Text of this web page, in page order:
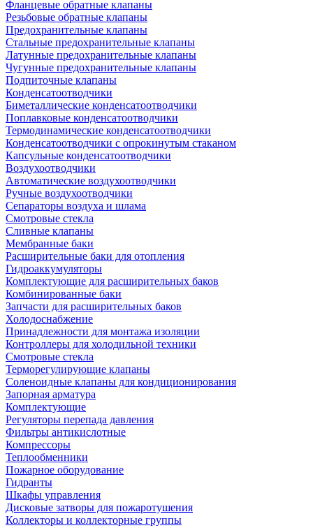
Фланцевые обратные клапаны
Резьбовые обратные клапаны
Предохранительные клапаны
Стальные предохранительные клапаны
Латунные предохранительные клапаны
Чугунные предохранительные клапаны
Подпиточные клапаны
Конденсатоотводчики
Биметаллические конденсатоотводчики
Поплавковые конденсатоотводчики
Термодинамические конденсатоотводчики
Конденсатоотводчики с опрокинутым стаканом
Капсульные конденсатоотводчики
Воздухоотводчики
Автоматические воздухоотводчики
Ручные воздухоотводчики
Сепараторы воздуха и шлама
Смотровые стекла
Сливные клапаны
Мембранные баки
Расширительные баки для отопления
Гидроаккумуляторы
Комплектующие для расширительных баков
Комбинированные баки
Запчасти для расширительных баков
Холодоснабжение
Принадлежности для монтажа изоляции
Контроллеры для холодильной техники
Смотровые стекла
Терморегулирующие клапаны
Соленоидные клапаны для кондиционирования
Запорная арматура
Комплектующие
Регуляторы перепада давления
Фильтры антикислотные
Компрессоры
Теплообменники
Пожарное оборудование
Гидранты
Шкафы управления
Дисковые затворы для пожаротушения
Коллекторы и коллекторные группы